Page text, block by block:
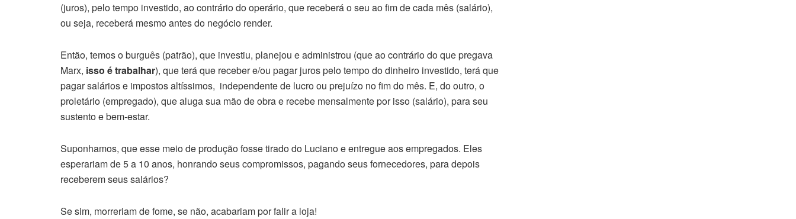
(juros), pelo tempo investido, ao contrário do operário, que receberá o seu ao fim de cada mês (salário),
ou seja, receberá mesmo antes do negócio render.
Então, temos o burguês (patrão), que investiu, planejou e administrou (que ao contrário do que pregava
Marx, isso é trabalhar), que terá que receber e/ou pagar juros pelo tempo do dinheiro investido, terá que
pagar salários e impostos altíssimos, independente de lucro ou prejuízo no fim do mês. E, do outro, o
proletário (empregado), que aluga sua mão de obra e recebe mensalmente por isso (salário), para seu
sustento e bem-estar.
Suponhamos, que esse meio de produção fosse tirado do Luciano e entregue aos empregados. Eles
esperariam de 5 a 10 anos, honrando seus compromissos, pagando seus fornecedores, para depois
receberem seus salários?
Se sim, morreriam de fome, se não, acabariam por falir a loja!